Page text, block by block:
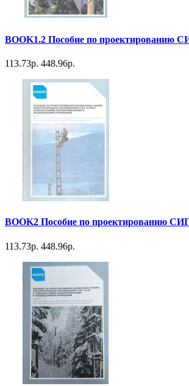
BOOK1.2 Пособие по проектированию
113.73р. 448.96р.
BOOK2 Пособие по проектированию
113.73р. 448.96р.